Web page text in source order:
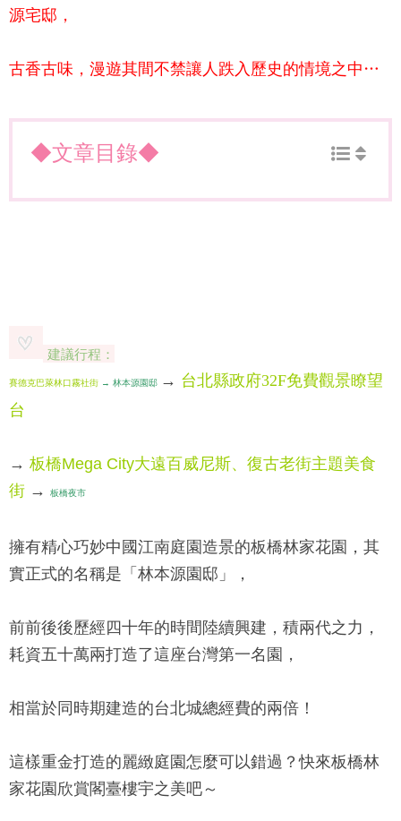
源宅邸，
古香古味，漫遊其間不禁讓人跌入歷史的情境之中…
◆文章目錄◆
建議行程：
賽德克巴萊林口霧社街 → 林本源園邸 → 台北縣政府32F免費觀景瞭望
台
→ 板橋Mega City大遠百威尼斯、復古老街主題美食
街 → 板橋夜市
擁有精心巧妙中國江南庭園造景的板橋林家花園 ，其
實正式的名稱是「 林本源園邸 」，
前前後後歷經四十年的時間陸續興建，積兩代之力，
耗資五十萬兩打造了這座台灣第一名園，
相當於同時期建造的台北城總經費的兩倍！
這樣重金打造的麗緻庭園怎麼可以錯過？快來板橋林
家花園欣賞閣臺樓宇之美吧～